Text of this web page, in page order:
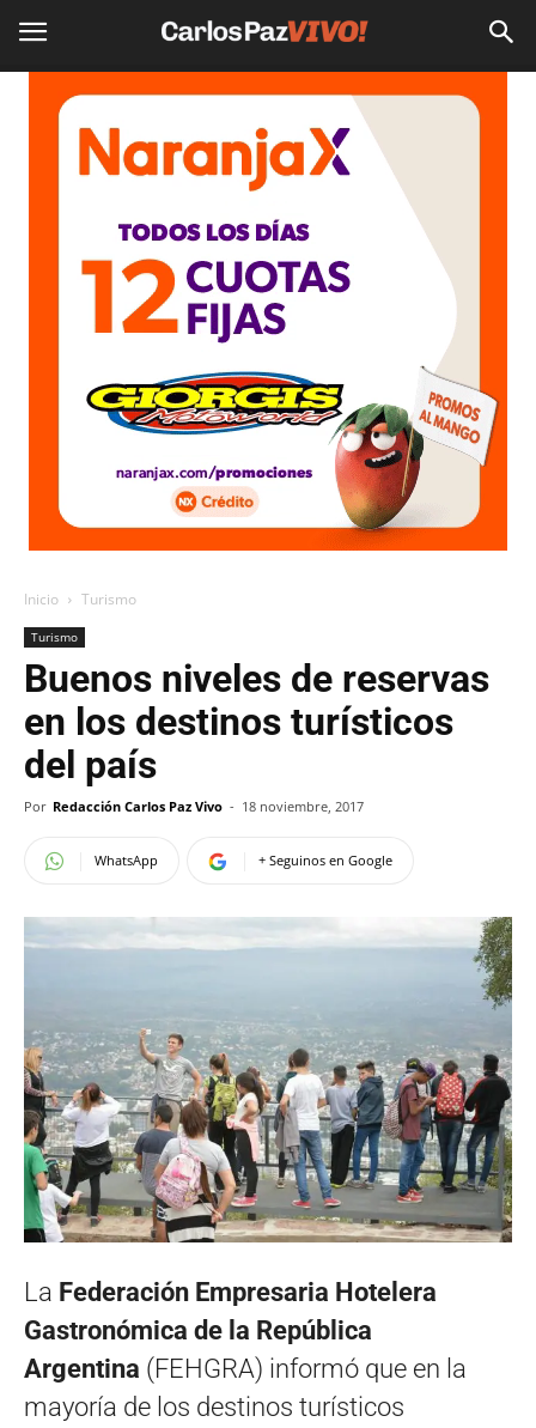
Inicio Turismo
Turismo
Buenos niveles de reservas
en los destinos turísticos
del país
Por Redacción Carlos Paz Vivo - 18 noviembre, 2017
WhatsApp + Seguinos en Google
La Federación Empresaria Hotelera
Gastronómica de la República
Argentina (FEHGRA) informó que en la
mayoría de los destinos turísticos